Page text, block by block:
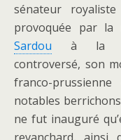
sénateur
provoquée par la
Sardou à la
controversé, son
franco-
notables
ne fut inauguré